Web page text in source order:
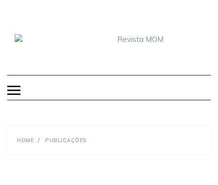
HOME PUBLICAÇÕES